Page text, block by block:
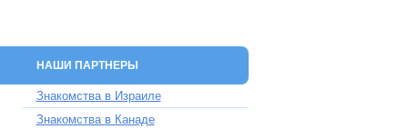
НАШИ ПАРТНЕРЫ
Знакомства в Израиле
Знакомства в Канаде